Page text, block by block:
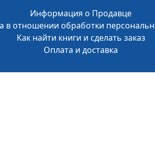
Информация о Продавце
в отношении обработки
Как найти книги и сделать заказ
Оплата и доставка